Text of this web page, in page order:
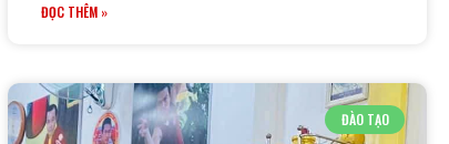
ĐỌC THÊM »
ĐÀO TẠO